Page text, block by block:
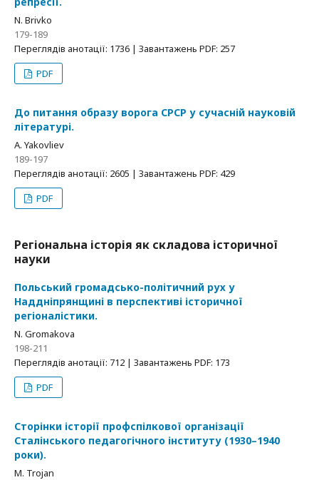
N. Brivko
179-189
Переглядів анотації: 1736 | Завантажень PDF: 257
PDF
До питання образу ворога СРСР у сучасній науковій
літературі.
А. Yakovliev
189-197
Переглядів анотації: 2605 | Завантажень PDF: 429
PDF
Регіональна історія як складова історичної
науки
Польський громадсько-політичний рух у
Наддніпрянщині в перспективі історичної
регіоналістики.
N. Gromakova
198-211
Переглядів анотації: 712 | Завантажень PDF: 173
PDF
Сторінки історії профспілкової організації
Сталінського педагогічного інституту (1930–1940
роки).
M. Trojan